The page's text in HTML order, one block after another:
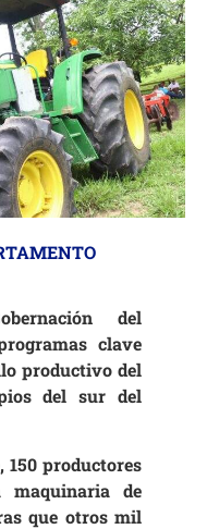
del
clave
productivo del
del sur del
productores
maquinaria de
que otros mil